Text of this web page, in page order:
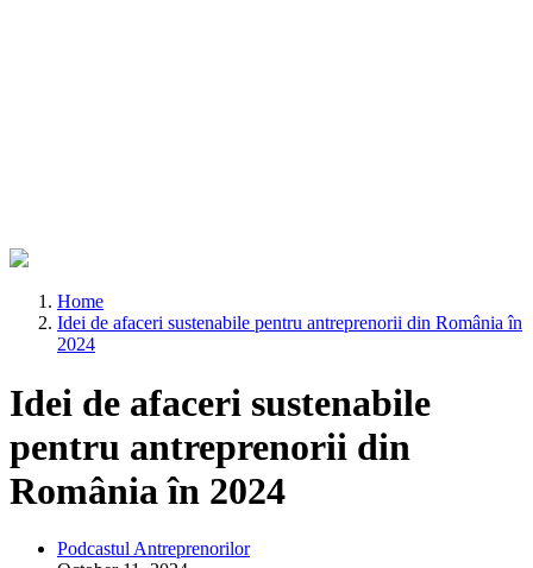
Home
Idei de afaceri sustenabile pentru antreprenorii din România în
2024
Idei de afaceri sustenabile
pentru antreprenorii din
România în 2024
Podcastul Antreprenorilor